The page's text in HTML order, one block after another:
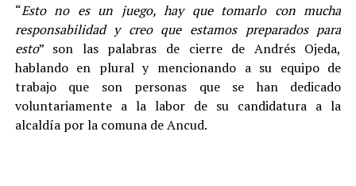
“Esto no es un juego, hay que tomarlo con mucha
responsabilidad y creo que estamos preparados para
esto” son las palabras de cierre de Andrés Ojeda,
hablando en plural y mencionando a su equipo de
trabajo que son personas que se han dedicado
voluntariamente a la labor de su candidatura a la
alcaldía por la comuna de Ancud.